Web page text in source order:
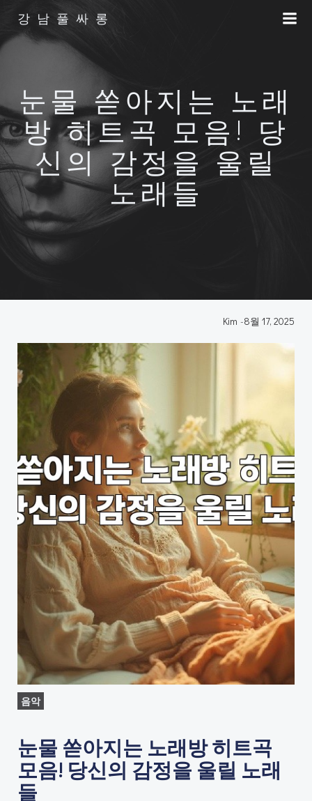
강남풀싸롱
눈물 쏟아지는 노래
방 히트곡 모음! 당
신의 감정을 울릴
노래들
Kim -8월 17, 2025
음악
눈물 쏟아지는 노래방 히트곡
모음! 당신의 감정을 울릴 노래
들